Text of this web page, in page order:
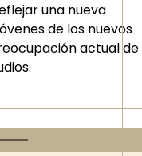
una nueva
de los nuevos
actual de